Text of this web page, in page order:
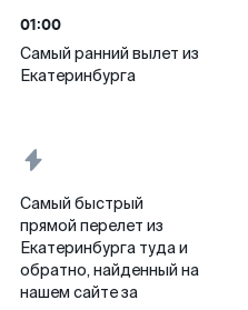
01:00
Самый ранний вылет из
Екатеринбурга
Самый быстрый
прямой перелет из
Екатеринбурга туда и
обратно, найденный на
нашем сайте за